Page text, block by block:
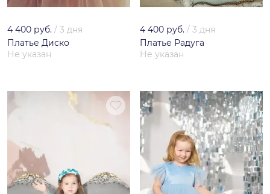
4 400 руб. / 3 дня
Платье Диско
Не указан
4 400 руб. / 3 дня
Платье Радуга
Не указан